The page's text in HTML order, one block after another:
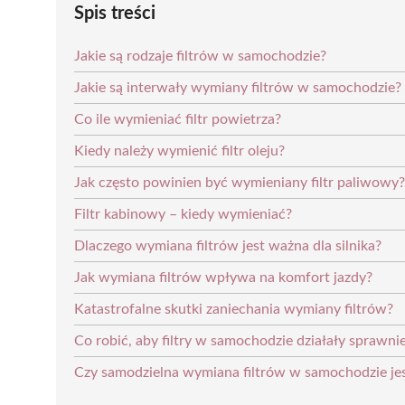
Spis treści
Jakie są rodzaje filtrów w samochodzie?
Jakie są interwały wymiany filtrów w samochodzie?
Co ile wymieniać filtr powietrza?
Kiedy należy wymienić filtr oleju?
Jak często powinien być wymieniany filtr paliwowy?
Filtr kabinowy – kiedy wymieniać?
Dlaczego wymiana filtrów jest ważna dla silnika?
Jak wymiana filtrów wpływa na komfort jazdy?
Katastrofalne skutki zaniechania wymiany filtrów?
Co robić, aby filtry w samochodzie działały
Czy samodzielna wymiana filtrów w samochodzie